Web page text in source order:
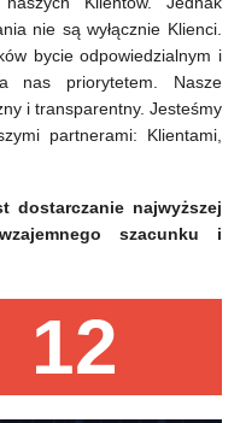
12
nie są wyłącznie Klienci.
bycie odpowiedzialnym i
nas priorytetem. Nasze
i transparentny. Jesteśmy
partnerami: Klientami,
dostarczanie najwyższej
szacunku i